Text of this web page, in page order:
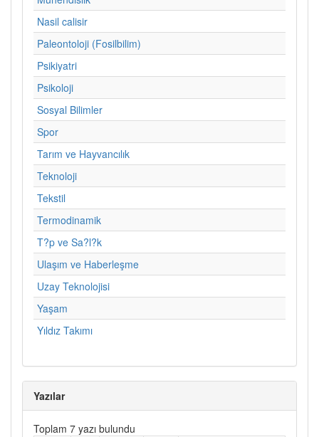
Nasil calisir
Paleontoloji (Fosilbilim)
Psikiyatri
Psikoloji
Sosyal Bilimler
Spor
Tarım ve Hayvancılık
Teknoloji
Tekstil
Termodinamik
T?p ve Sa?l?k
Ulaşım ve Haberleşme
Uzay Teknolojisi
Yaşam
Yıldız Takımı
Yazılar
Toplam 7 yazı bulundu